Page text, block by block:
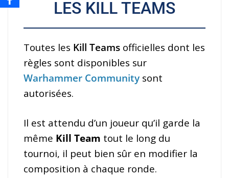
LES KILL TEAMS
Toutes les Kill Teams officielles dont les
règles sont disponibles sur
Warhammer Community sont
autorisées.
Il est attendu d’un joueur qu’il garde la
même Kill Team tout le long du
tournoi, il peut bien sûr en modifier la
composition à chaque ronde.